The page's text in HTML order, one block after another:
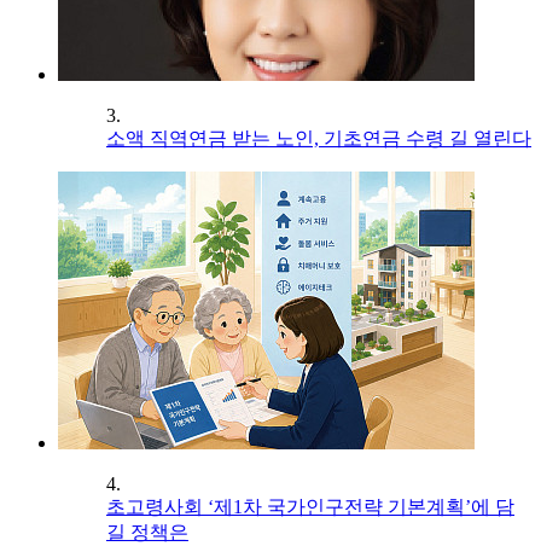
3.
소액 직역연금 받는 노인, 기초연금 수령 길 열린다
4.
초고령사회 ‘제1차 국가인구전략 기본계획’에 담
길 정책은